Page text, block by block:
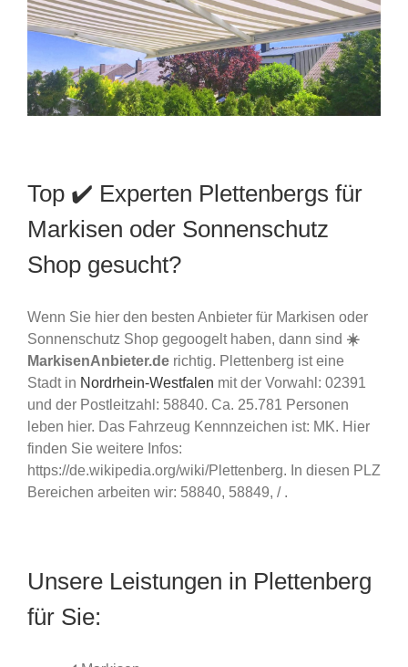
Top ✔️ Experten Plettenbergs für
Markisen oder Sonnenschutz
Shop gesucht?
Wenn Sie hier den besten Anbieter für Markisen oder
Sonnenschutz Shop gegoogelt haben, dann sind ☀️
MarkisenAnbieter.de richtig. Plettenberg ist eine
Stadt in Nordrhein-Westfalen mit der Vorwahl: 02391
und der Postleitzahl: 58840. Ca. 25.781 Personen
leben hier. Das Fahrzeug Kennnzeichen ist: MK. Hier
finden Sie weitere Infos:
https://de.wikipedia.org/wiki/Plettenberg. In diesen PLZ
Bereichen arbeiten wir: 58840, 58849, / .
Unsere Leistungen in Plettenberg
für Sie: